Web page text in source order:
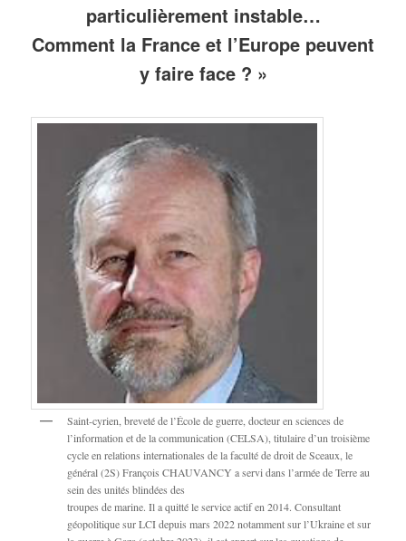
particulièrement instable…
Comment la France et l’Europe peuvent
y faire face ? »
Saint-cyrien, breveté de l’École de guerre, docteur en sciences de
l’information et de la communication (CELSA), titulaire d’un troisième
cycle en relations internationales de la faculté de droit de Sceaux, le
général (2S) François CHAUVANCY a servi dans l’armée de Terre au
sein des unités blindées des
troupes de marine. Il a quitté le service actif en 2014. Consultant
géopolitique sur LCI depuis mars 2022 notamment sur l’Ukraine et sur